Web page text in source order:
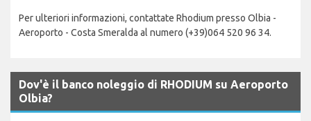
Per ulteriori informazioni, contattate Rhodium presso Olbia -
Aeroporto - Costa Smeralda al numero (+39)064 520 96 34.
Dov'è il banco noleggio di RHODIUM su Aeroporto
Olbia?